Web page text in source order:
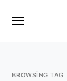
BROWSING TAG